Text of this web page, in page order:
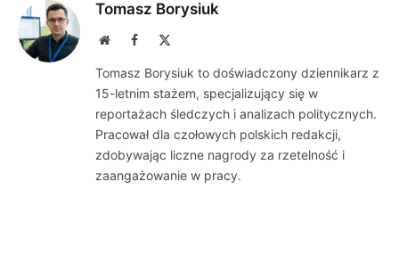
Tomasz Borysiuk
WebsiteFacebook
Tomasz Borysiuk to doświadczony dziennikarz z
15-letnim stażem, specjalizujący się w
reportażach śledczych i analizach politycznych.
Pracował dla czołowych polskich redakcji,
zdobywając liczne nagrody za rzetelność i
zaangażowanie w pracy.